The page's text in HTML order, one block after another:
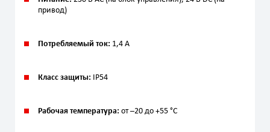
привод)
Потребляемый ток: 1,4 А
Класс защиты: IP54
Рабочая температура: от –20 до +55 °C